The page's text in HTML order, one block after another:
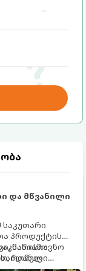
და მწვანილი
საკუთარი
პროდუქტის
და
სასიამოვნო
რომელი
კარგად